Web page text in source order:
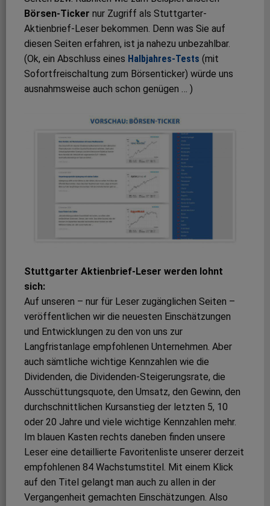
Börsen-Ticker nur Zugriff als Stuttgarter-
Aktienbrief-Leser bekommen. Denn was Sie auf
diesen Seiten erfahren, ist ja nahezu unbezahlbar.
(Ok, ein Abschluss eines Halbjahres-Tests (mit
Sofortfreischaltung zum Börsenticker) würde uns
ausnahmsweise auch schon genügen … )
Stuttgarter Aktienbrief-Leser werden lohnt
sich:
Auf unseren – nur für Leser zugänglichen Seiten –
veröffentlichen wir die neuesten Einschätzungen
und Entwicklungen zu den von uns zur
Langfristanlage empfohlenen Unternehmen. Aber
auch sämtliche wichtige Kennzahlen wie die
Dividenden, die Dividenden-Steigerungsrate, die
Ausschüttungsquote, den Umsatz, den Gewinn, den
durchschnittlichen Kursanstieg der letzten 5, 10
oder 20 Jahre und viele wichtige Kennzahlen mehr.
Im blauen Kasten rechts daneben finden unsere
Leser eine detaillierte Favoritenliste unserer derzeit
empfohlenen 84 Wachstumstitel. Mit einem Klick
auf den Titel gelangt man auch zu allen in der
Vergangenheit gemachten Einschätzungen. Also